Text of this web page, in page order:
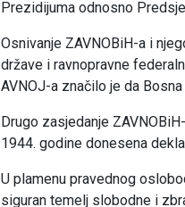
Prezidijuma odnosno
Osnivanje ZAVNOBiH-a i
države i ravnopravne
AVNOJ-a značilo je da
Drugo zasjedanje
1944. godine donesena
U plamenu pravednog
siguran temelj slobodne i